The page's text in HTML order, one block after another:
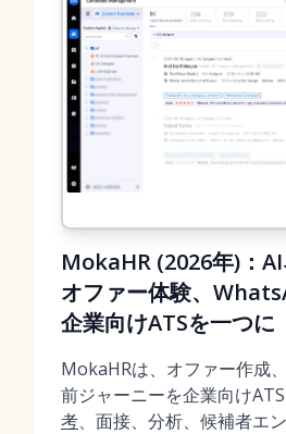
MokaHR (2026年)：
オファー体験、
企業向けATSを一つに
MokaHRは、オファー作成
前ジャーニーを企業向けATS
考、面接、分析、候補者エ